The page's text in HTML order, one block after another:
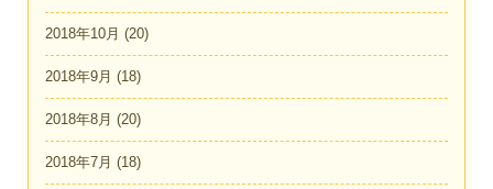
2018年10月 (20)
2018年9月 (18)
2018年8月 (20)
2018年7月 (18)